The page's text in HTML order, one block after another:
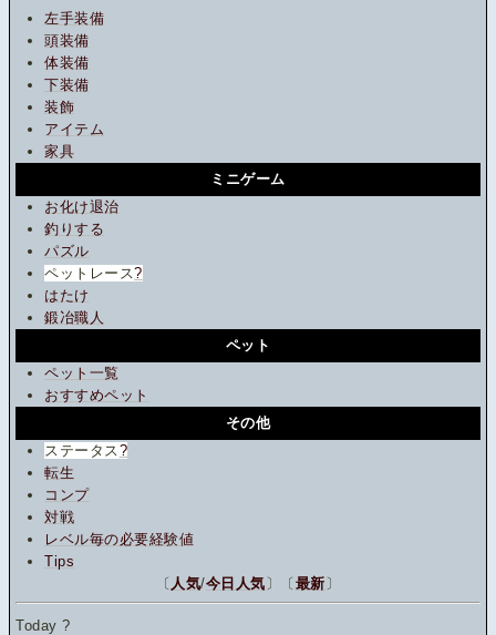
左手装備
頭装備
体装備
下装備
装飾
アイテム
家具
ミニゲーム
お化け退治
釣りする
パズル
ペットレース?
はたけ
鍛冶職人
ペット
ペット一覧
おすすめペット
その他
ステータス ?
転生
コンプ
対戦
レベル毎の必要経験値
Tips
〔 人気/今日人気 〕〔 最新 〕
Today?